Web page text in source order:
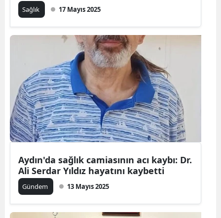
Sağlık 17 Mayıs 2025
Aydın'da sağlık camiasının acı kaybı: Dr.
Ali Serdar Yıldız hayatını kaybetti
Gündem 13 Mayıs 2025